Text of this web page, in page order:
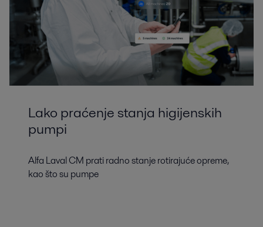
Lako praćenje stanja higijenskih
pumpi
Alfa Laval CM prati radno stanje rotirajuće opreme,
kao što su pumpe